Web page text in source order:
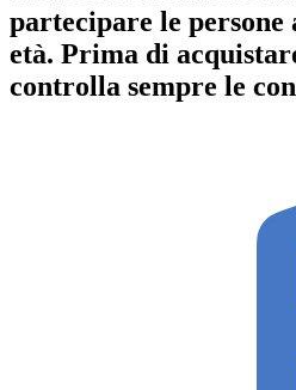
partecipare le persone
età. Prima di
controlla sempre le